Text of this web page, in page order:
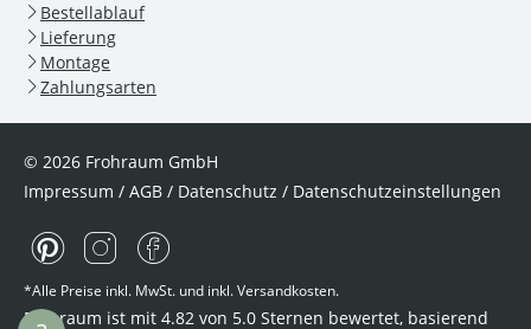
Bestellablauf
Lieferung
Montage
Zahlungsarten
© 2026 Frohraum GmbH
Impressum / AGB / Datenschutz / Datenschutzeinstellungen
*Alle Preise inkl. MwSt. und inkl. Versandkosten.
Frohraum ist mit 4.82 von 5.0 Sternen bewertet, basierend